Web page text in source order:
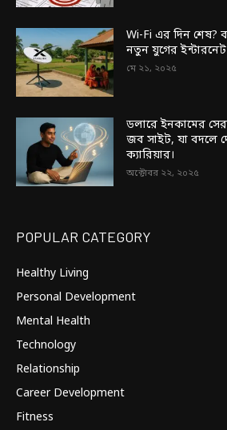
Wi-Fi এর দিন শেষ?
নতুন যুগের ইন্টারনেট
মে ২১, ২০২৫
ডলারে ইনকামের
জব সাইট, যা বদলে
ক্যারিয়ার।
অক্টোবর ২২, ২০২৫
POPULAR CATEGORY
Healthy Living
Personal Development
Mental Health
Technology
Relationship
Career Development
Fitness